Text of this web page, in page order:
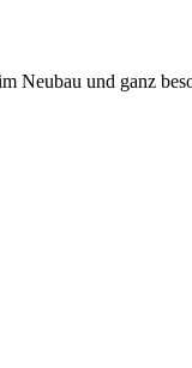
Neubau und ganz